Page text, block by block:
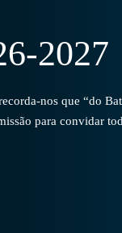
2027
nos que “do
para convidar